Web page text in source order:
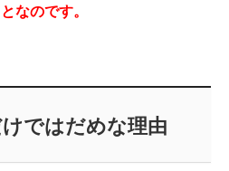
なのです。
ではだめな理由